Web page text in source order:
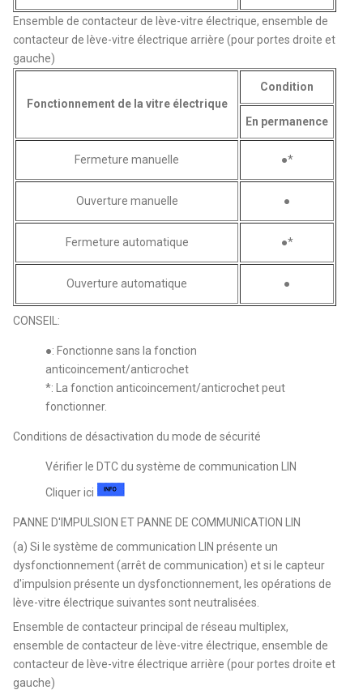
Ensemble de contacteur de lève-vitre électrique, ensemble de
contacteur de lève-vitre électrique arrière (pour portes droite et
gauche)
Fonctionnement de la vitre électrique
Condition
En permanence
Fermeture manuelle ●*
Ouverture manuelle ●
Fermeture automatique ●*
Ouverture automatique ●
CONSEIL:
●: Fonctionne sans la fonction
anticoincement/anticrochet
*: La fonction anticoincement/anticrochet peut
fonctionner.
Conditions de désactivation du mode de sécurité
Vérifier le DTC du système de communication LIN
Cliquer ici
PANNE D'IMPULSION ET PANNE DE COMMUNICATION LIN
(a) Si le système de communication LIN présente un
dysfonctionnement (arrêt de communication) et si le capteur
d'impulsion présente un dysfonctionnement, les opérations de
lève-vitre électrique suivantes sont neutralisées.
Ensemble de contacteur principal de réseau multiplex,
ensemble de contacteur de lève-vitre électrique, ensemble de
contacteur de lève-vitre électrique arrière (pour portes droite et
gauche)